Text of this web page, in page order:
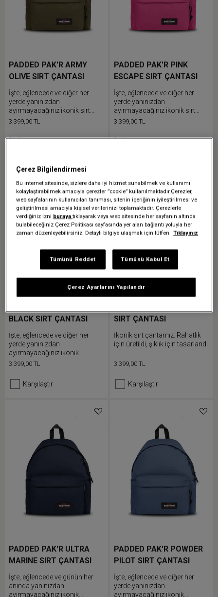
PADDED PAK'R ARMY
OLIVE SIRT ÇANTASI
İşte, eğlencede ve diğer her
yerde yanınızdan
ayırmayacağınız ikonik sırt
çantamızı keşfedin. Elinizin
eşyaları ön cebine doldurun ve
3.399,00 TL
PADDED PAK'R PINK
ESCAPE SIRT ÇANTASI
İşte, eğlencede ve diğer her
yerde yanınızdan
ayırmayacağınız ikonik sırt
çantamız. Dolgulu askıları
elinizin altında olmasını
3.399,00 TL
BLACK SIRT ÇANTASI
İşte, eğlencede ve diğer her
yerde yanınızdan
ayırmayacağınız ikonik
Eastpak sırt çantamızın simli
kullandığınız eşyaları ön cebine
doldurun ve rahat bir şekilde
3.399,00 TL
Karşılaştır
SIRT ÇANTASI
İkonik sırt çantamız: Rahatlık
için üretildi, şıklık için tasarlandı
3.399,00 TL
Karşılaştır
PADDED PAK'R ULTRA
MARINE SIRT ÇANTASI
İşte, eğlencede ve günün her
anında yanınızdan
ayırmayacağınız ikonik
PADDED PAK'R POWDER
PILOT SIRT ÇANTASI
İşte, eğlencede ve diğer her
yerde yanınızdan
ayırmayacağınız ikonik
Çerez Bilgilendirmesi
Bu internet sitesinde, sizlere daha iyi hizmet sunabilmek ve kullanımı
kolaylaştırabilmek amacıyla çerezler ”cookie” kullanılmaktadır.Çerezler,
web sayfalarının kullanıcıları tanıması, sitenin içeriğinin iyileştirilmesi ve
geliştirilmesi amacıyla kişisel verilerinizi toplamaktadır. Çerezlerle
verdiğiniz izni burayatıklayarak veya web sitesinde her sayfanın altında
bulabileceğiniz Çerez Politikası sayfasında yer alan bağlantı yoluyla her
zaman düzenleyebilirsiniz. Detaylı bilgiye ulaşmak için lütfen
Tıklayınız
Çerez Ayarlarını Yapılandır
Tümünü Reddet Tümünü Kabul Et